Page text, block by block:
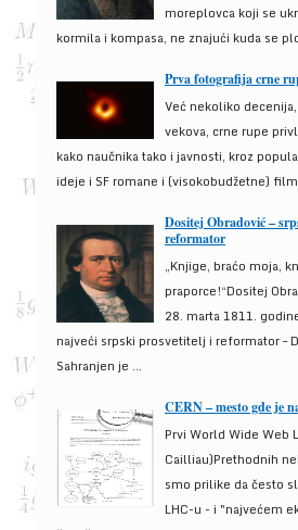
moreplovca koji se
kormila i kompasa, ne znajući kuda se
Prva fotografija crne
Već nekoliko
vekova, crne rupe
kako naučnika tako i javnosti, kroz
ideje i SF romane i (visokobudžetne)
Dositej Obradović –
reformator
„Knjige, braćo moja,
praporce!“Dositej
28. marta 1811.
najveći srpski prosvetitelj i reformator –
Sahranjen je ...
CERN – mesto gde je
Prvi World Wide Web
Cailliau)Prethodnih
smo prilike da često
LHC-u - i "najvećem